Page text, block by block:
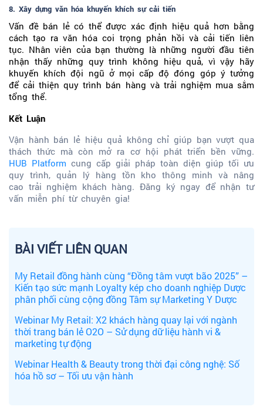
8. Xây dựng văn hóa khuyến khích sự cải tiến
Vấn đề bán lẻ có thể được xác định hiệu quả hơn bằng
cách tạo ra văn hóa coi trọng phản hồi và cải tiến liên
tục. Nhân viên của bạn thường là những người đầu tiên
nhận thấy những quy trình không hiệu quả, vì vậy hãy
khuyến khích đội ngũ ở mọi cấp độ đóng góp ý tưởng
để cải thiện quy trình bán hàng và trải nghiệm mua sắm
tổng thể.
Kết Luận
Vận hành bán lẻ hiệu quả không chỉ giúp bạn vượt qua
thách thức mà còn mở ra cơ hội phát triển bền vững.
HUB Platform cung cấp giải pháp toàn diện giúp tối ưu
quy trình, quản lý hàng tồn kho thông minh và nâng
cao trải nghiệm khách hàng. Đăng ký ngay để nhận tư
vấn miễn phí từ chuyên gia!
BÀI VIẾT LIÊN QUAN
My Retail đồng hành cùng “Đồng tâm vượt bão 2025” –
Kiến tạo sức mạnh Loyalty kép cho doanh nghiệp Dược
phân phối cùng cộng đồng Tâm sự Marketing Y Dược
Webinar My Retail: X2 khách hàng quay lại với ngành
thời trang bán lẻ O2O – Sử dụng dữ liệu hành vi &
marketing tự động
Webinar Health & Beauty trong thời đại công nghệ: Số
hóa hồ sơ – Tối ưu vận hành